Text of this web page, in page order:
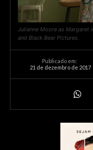
Julianne Moore as Margaret
and Black Bear Pictures.
Publicado em:
21 de dezembro de 2017